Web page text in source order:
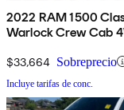
2022 RAM 1500
Warlock Crew Cab
$33,664 Sobreprecio
Incluye tarifas de conc.